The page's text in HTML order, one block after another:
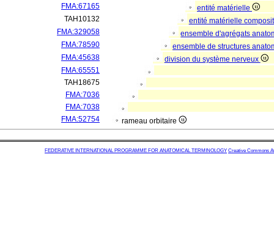
FMA:67165
entité matérielle
TAH10132
entité matérielle
FMA:329058
ensemble d'agrégats
FMA:78590
ensemble de structures
FMA:45638
division du système nerveux
FMA:65551
TAH18675
FMA:7036
FMA:7038
FMA:52754
rameau orbitaire
FEDERATIVE INTERNATIONAL PROGRAMME FOR ANATOMICAL TERMINOLOGY Creative Commons